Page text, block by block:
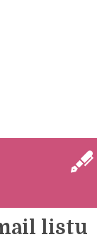
listu